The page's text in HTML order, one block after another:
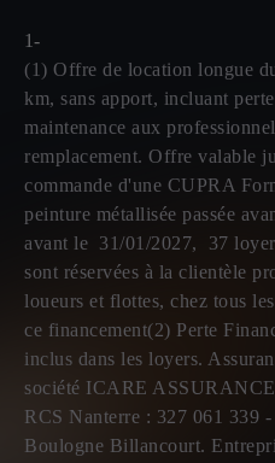
1-
(1) Offre de location longue
km, sans apport, incluant
maintenance aux
remplacement. Offre valable
commande d'une CUPRA
peinture métallisée passée
avant le 31/01/2027, 37
sont réservées à la clientèle
loueurs et flottes, chez tous
ce financement(2) Perte
inclus dans les loyers.
société ICARE
RCS Nanterre : 327 061 339
Boulogne Billancourt.